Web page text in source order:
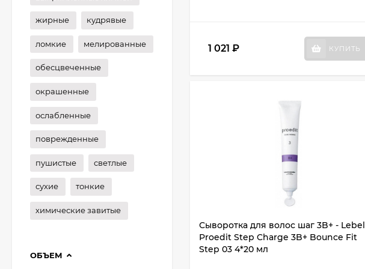
1 021 ₽ КУПИТЬ
Сыворотка для волос шаг 3B+ - Lebel
Proedit Step Charge 3B+ Bounce Fit
Step 03 4*20 мл
жирные кудрявые
ломкие мелированные
обесцвеченные
окрашенные
ослабленные
поврежденные
пушистые светлые
сухие тонкие
химические завитые
ОБЪЕМ